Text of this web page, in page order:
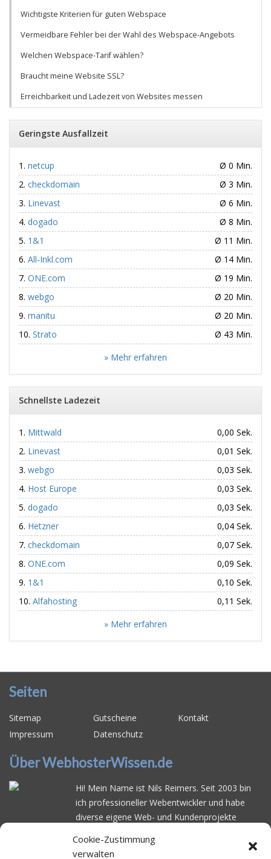
Cookie-Zustimmung
verwalten
Wichtigste Kriterien für guten Webspace
Vermeidbare Fehler bei der Wahl des Webspace-Angebots
Welchen Webspace-Tarif wählen?
Braucht meine Website SSL?
Erreichbarkeit und Ladezeit von Websites messen
Geringste Ausfallzeit
netcup
Ø 0 Min.
checkdomain
Ø 3 Min.
Linevast
Ø 6 Min.
dogado
Ø 8 Min.
1&1
Ø 11 Min.
All-Inkl.com
Ø 14 Min.
ONE.com
Ø 19 Min.
webgo
Ø 20 Min.
manitu
Ø 20 Min.
Strato
Ø 43 Min.
» Mehr erfahren
Schnellste Ladezeit
Mittwald
0,00 Sek.
Linevast
0,01 Sek.
webgo
0,03 Sek.
Host Europe
0,03 Sek.
dogado
0,03 Sek.
Hetzner
0,04 Sek.
checkdomain
0,07 Sek.
ONE.com
0,09 Sek.
1&1
0,10 Sek.
Alfahosting
0,11 Sek.
» Mehr erfahren
Seiten
Sitemap Gutscheine
Kontakt
Impressum
Datenschutz
Über WebhosterWissen.de
Hi! Mein Name ist Nils Reimers. Seit 2003 bin
ich professioneller Webentwickler und habe
diverse eigene Web- und Kundenprojekte
schwierig ist gutes Webhosting zu finden: Bei